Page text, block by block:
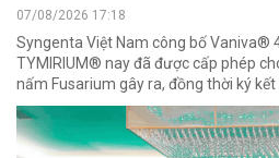
07/08/2026 17:18
Syngenta Việt Nam công bố Vaniva®
TYMIRIUM® nay đã được cấp phép
nấm Fusarium gây ra, đồng thời ký kết